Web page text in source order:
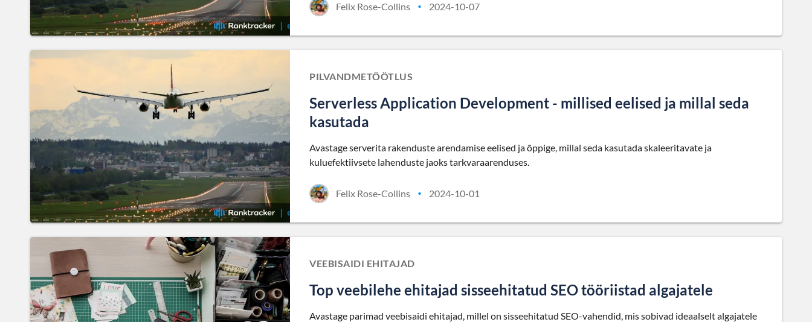
Felix Rose-Collins • 2024-10-07
PILVANDMETÖÖTLUS
Serverless Application Development - millised eelised ja millal seda
kasutada
Avastage serverita rakenduste arendamise eelised ja õppige, millal seda kasutada skaleeritavate ja
kuluefektiivsete lahenduste jaoks tarkvaraarenduses.
Felix Rose-Collins • 2024-10-01
VEEBISAIDI EHITAJAD
Top veebilehe ehitajad sisseehitatud SEO tööriistad algajatele
Avastage parimad veebisaidi ehitajad, millel on sisseehitatud SEO-vahendid, mis sobivad ideaalselt algajatele